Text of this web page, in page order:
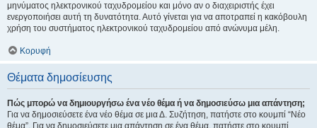
μηνύματος ηλεκτρονικού ταχυδρομείου και μόνο αν ο διαχειριστής έχει
ενεργοποιήσει αυτή τη δυνατότητα. Αυτό γίνεται για να αποτραπεί η κακόβουλη
χρήση του συστήματος ηλεκτρονικού ταχυδρομείου από ανώνυμα μέλη.
Κορυφή
Θέματα δημοσίευσης
Πώς μπορώ να δημιουργήσω ένα νέο θέμα ή να δημοσιεύσω μια απάντηση;
Για να δημοσιεύσετε ένα νέο θέμα σε μια Δ. Συζήτηση, πατήστε στο κουμπί “Νέο
θέμα”. Για να δημοσιεύσετε μια απάντηση σε ένα θέμα, πατήστε στο κουμπί